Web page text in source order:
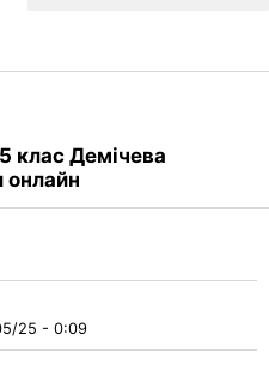
клас Демічева
онлайн
25 - 0:09